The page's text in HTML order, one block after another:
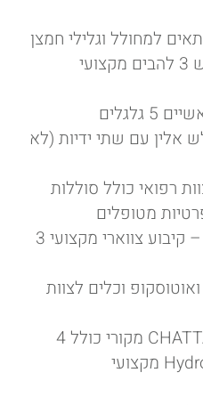
למחולל וגלילי חמצן
סט לרינגוסקופ מקינטוש 3 להבים מקצועי
אלין עם שתי ידיות (לא
רפואי כולל סוללות
צווארון מתכוונן למבוגר – קיבוע צווארי מקצועי 3
וכלים לצוות
הידרוקולטור CHATTANOOGA מקורי כולל 4
כריות חימום – Hydrocollator מקצועי